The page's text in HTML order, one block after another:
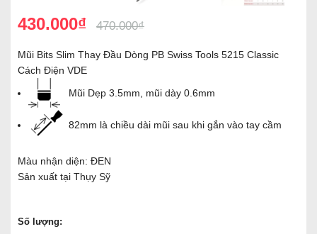
430.000₫ 470.000₫
Mũi Bits Slim Thay Đầu Dòng PB Swiss Tools 5215 Classic
Cách Điện VDE
Mũi Dẹp 3.5mm, mũi dày 0.6mm
82mm là chiều dài mũi sau khi gắn vào tay cầm
Màu nhận diện: ĐEN
Sản xuất tại Thụy Sỹ
Số lượng: